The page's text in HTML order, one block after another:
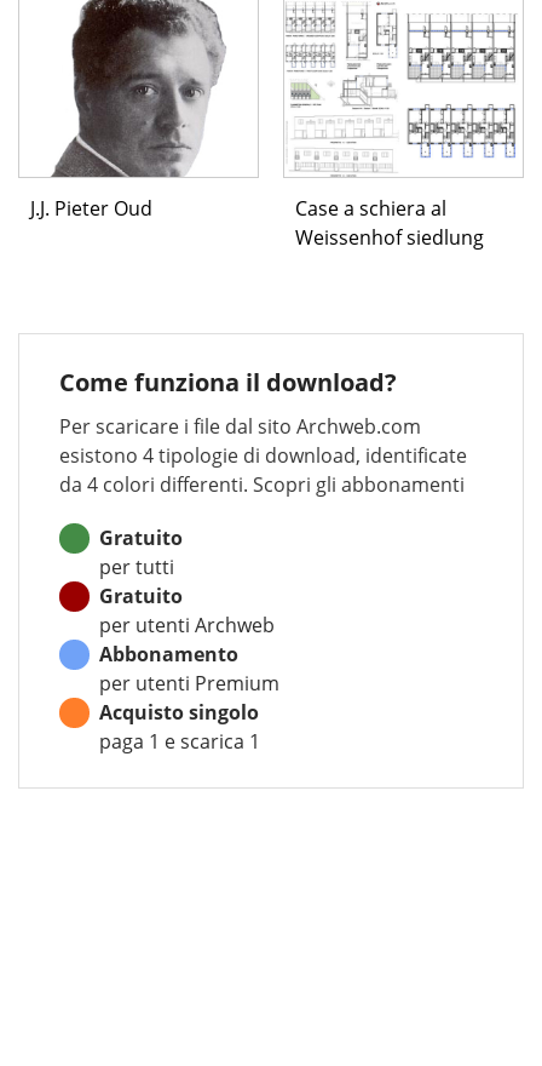
J.J. Pieter Oud
Case a schiera al
Weissenhof siedlung
Come funziona il download?
Per scaricare i file dal sito Archweb.com
esistono 4 tipologie di download, identificate
da 4 colori differenti. Scopri gli abbonamenti
Gratuito
per tutti
Gratuito
per utenti Archweb
Abbonamento
per utenti Premium
Acquisto singolo
paga 1 e scarica 1